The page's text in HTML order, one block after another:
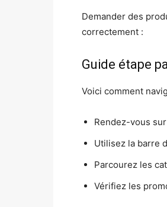
Demander des
correctement :
Guide étape
Voici comment
Rendez-vous
Utilisez la barre
Parcourez les
Vérifiez les